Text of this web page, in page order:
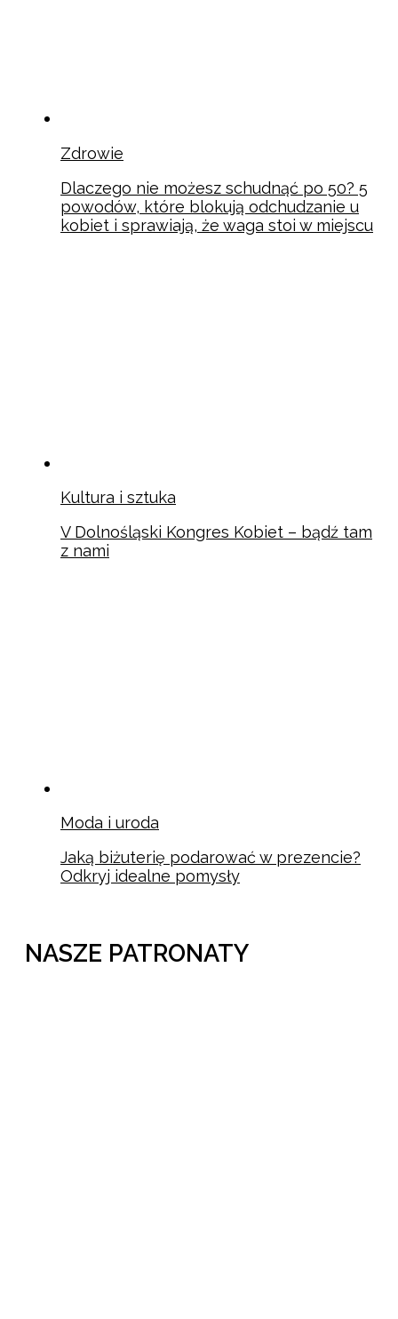
Zdrowie
Dlaczego nie możesz schudnąć po 50? 5
powodów, które blokują odchudzanie u
kobiet i sprawiają, że waga stoi w miejscu
Kultura i sztuka
V Dolnośląski Kongres Kobiet – bądź tam
z nami
Moda i uroda
Jaką biżuterię podarować w prezencie?
Odkryj idealne pomysły
NASZE PATRONATY